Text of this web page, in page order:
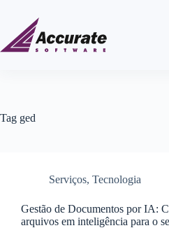
Tag ged
Serviços, Tecnologia
Gestão de Documentos por IA:
arquivos em inteligência para o